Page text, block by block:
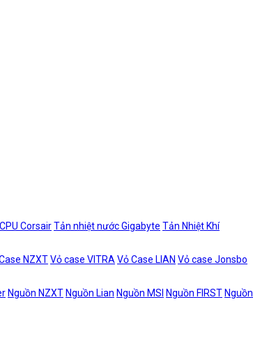
CorsairTản nhiệt nước Gigabyte Tản Nhiệt Khí
NZXTVỏ case VITRA Vỏ Case LIAN Vỏ case Jonsbo
Nguồn NZXT Nguồn Lian Nguồn MSI Nguồn FIRST Nguồn